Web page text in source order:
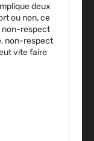
deux
ou non, ce
non-respect
non-respect
vite faire